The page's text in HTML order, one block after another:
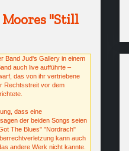
"Still
Band Jud's Gallery in einem
auch live aufführte –
das von ihr vertriebene
Rechtsstreit vor dem
dass eine
der beiden Songs seien
The Blues" "Nordrach"
kann auch
andere Werk nicht kannte.